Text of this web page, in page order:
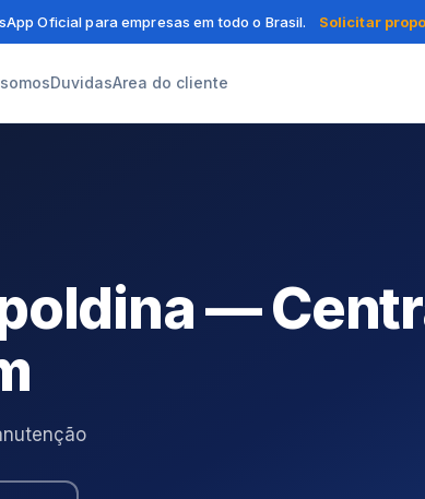
Oficial para empresas em todo o Brasil. Solicitar
DuvidasArea do cliente
—